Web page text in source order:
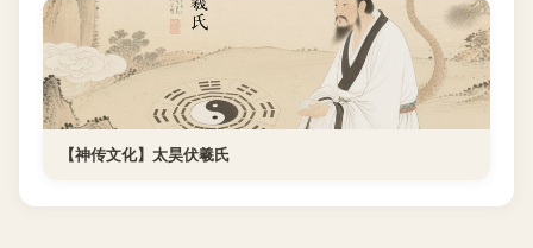
【神传文化】太昊伏羲氏